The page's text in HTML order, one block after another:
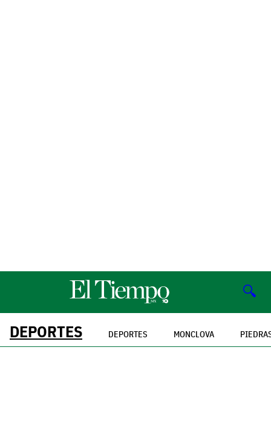
🔍
DEPORTES DEPORTES MONCLOVA